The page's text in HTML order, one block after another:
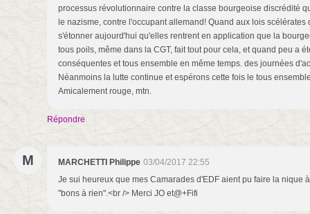
processus révolutionnaire contre la classe bourgeoise discrédité
le nazisme, contre l'occupant allemand! Quand aux lois scélérates
s'étonner aujourd'hui qu'elles rentrent en application que la
tous poils, même dans la CGT, fait tout pour cela, et quand peu a
conséquentes et tous ensemble en même temps. des journées
Néanmoins la lutte continue et espérons cette fois le tous
Amicalement rouge, mtn.
Répondre
M MARCHETTI Philippe 03/04/2017 22:55
Je sui heureux que mes Camarades d'EDF aient pu faire la nique
"bons à rien".<br /> Merci JO et@+Fifi